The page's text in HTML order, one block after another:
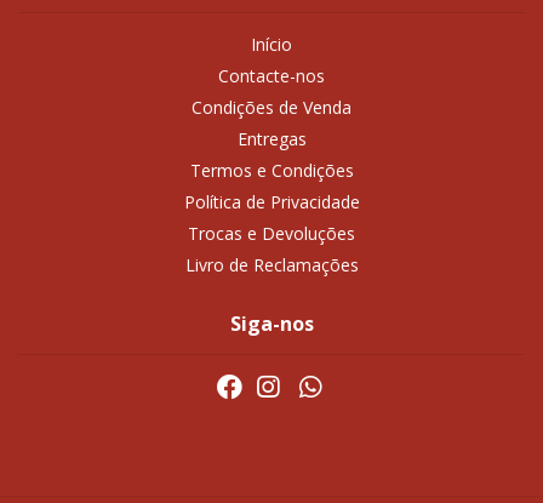
Início
Contacte-nos
Condições de Venda
Entregas
Termos e Condições
Política de Privacidade
Trocas e Devoluções
Livro de Reclamações
Siga-nos